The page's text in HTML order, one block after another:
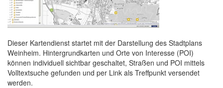
Dieser Kartendienst startet mit der Darstellung des Stadtplans
Weinheim. Hintergrundkarten und Orte von Interesse (POI)
können individuell sichtbar geschaltet, Straßen und POI mittels
Volltextsuche gefunden und per Link als Treffpunkt versendet
werden.